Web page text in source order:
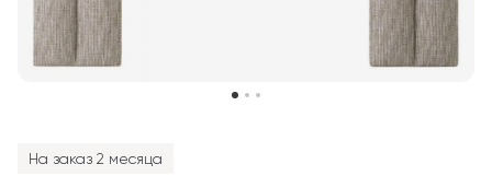
На заказ 2 месяца